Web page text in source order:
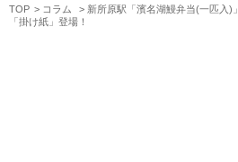
TOP コラム
新所原駅「濱名湖鰻弁当(一匹入)
「掛け紙」登場！